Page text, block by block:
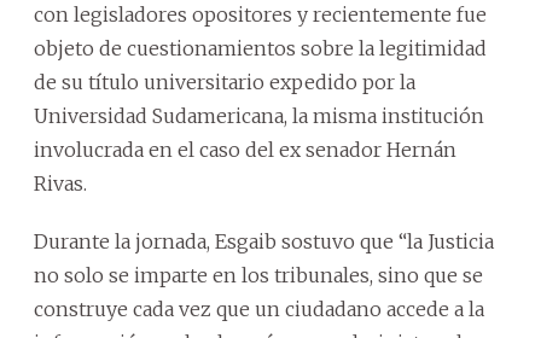
con legisladores opositores y recientemente fue
objeto de cuestionamientos sobre la legitimidad
de su título universitario expedido por la
Universidad Sudamericana, la misma institución
involucrada en el caso del ex senador Hernán
Rivas.
Durante la jornada, Esgaib sostuvo que “la Justicia
no solo se imparte en los tribunales, sino que se
construye cada vez que un ciudadano accede a la